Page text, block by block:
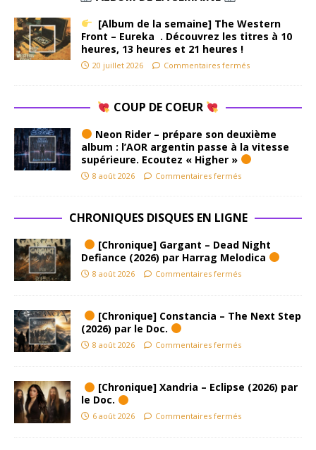
[Album de la semaine] The Western
Front – Eureka . Découvrez les titres à 10
heures, 13 heures et 21 heures !
20 juillet 2026 Commentaires fermés
COUP DE COEUR
Neon Rider – prépare son deuxième
album : l’AOR argentin passe à la vitesse
supérieure. Ecoutez « Higher »
8 août 2026 Commentaires fermés
CHRONIQUES DISQUES EN LIGNE
[Chronique] Gargant – Dead Night
Defiance (2026) par Harrag Melodica
8 août 2026 Commentaires fermés
[Chronique] Constancia – The Next Step
(2026) par le Doc.
8 août 2026 Commentaires fermés
[Chronique] Xandria – Eclipse (2026) par
le Doc.
6 août 2026 Commentaires fermés